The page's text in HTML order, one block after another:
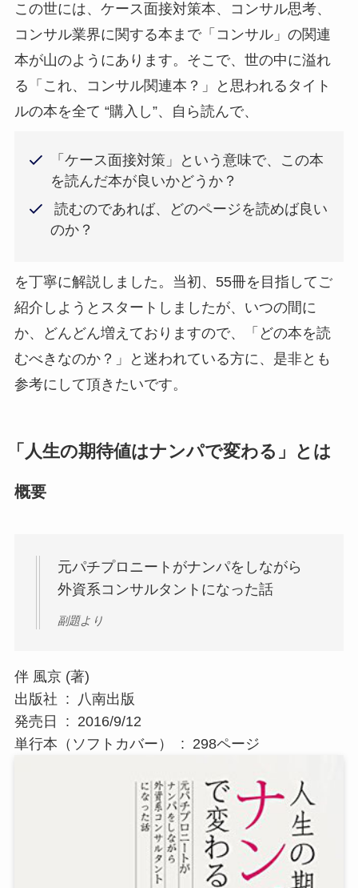
この世には、ケース面接対策本、コンサル思考、
コンサル業界に関する本まで「コンサル」の関連
本が山のようにあります。そこで、世の中に溢れ
る「これ、コンサル関連本？」と思われるタイト
ルの本を全て “購入し”、自ら読んで、
「ケース面接対策」という意味で、この本
を読んだ本が良いかどうか？
読むのであれば、どのページを読めば良い
のか？
を丁寧に解説しました。当初、55冊を目指してご
紹介しようとスタートしましたが、いつの間に
か、どんどん増えておりますので、「どの本を読
むべきなのか？」と迷われている方に、是非とも
参考にして頂きたいです。
「人生の期待値はナンパで変わる」とは
概要
元パチプロニートがナンパをしながら
外資系コンサルタントになった話
副題より
伴 風京 (著)
出版社 ‏ : ‎ 八南出版
発売日 ‏ : ‎ 2016/9/12
単行本（ソフトカバー） ‏ : ‎ 298ページ